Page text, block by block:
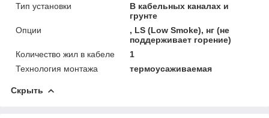
Тип установки
В кабельных каналах и
грунте
Опции
, LS (Low Smoke), нг (не
поддерживает горение)
Количество жил в кабеле
1
Технология монтажа
термоусаживаемая
Скрыть